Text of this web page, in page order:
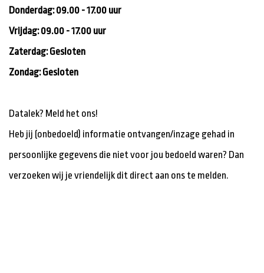
Donderdag: 09.00 - 17.00 uur
Vrijdag: 09.00 - 17.00 uur
Zaterdag: Gesloten
Zondag: Gesloten
Datalek? Meld het ons!
Heb jij (onbedoeld) informatie ontvangen/inzage gehad in
persoonlijke gegevens die niet voor jou bedoeld waren? Dan
verzoeken wij je vriendelijk dit direct aan ons te melden.